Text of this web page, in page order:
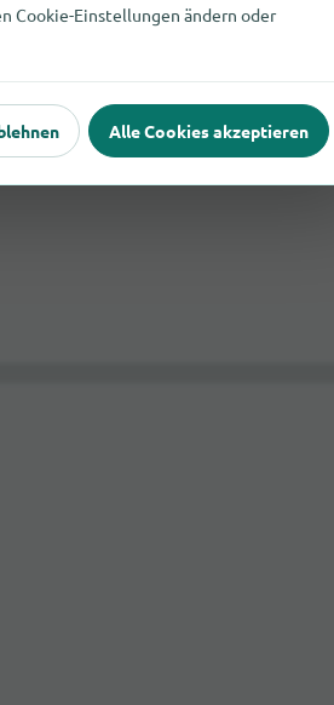
Cookie-Einstellungen ändern oder
Alle Cookies akzeptieren